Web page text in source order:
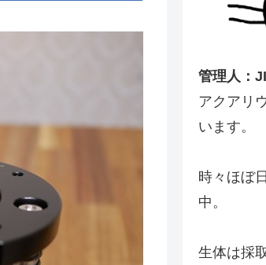
管理人：
アクアリ
います。
時々ほぼ
中。
生体は採